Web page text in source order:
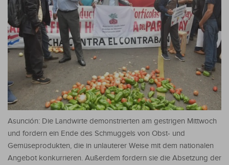
Asunción: Die Landwirte demonstrierten am gestrigen Mittwoch
und fordern ein Ende des Schmuggels von Obst- und
Gemüseprodukten, die in unlauterer Weise mit dem nationalen
Angebot konkurrieren. Außerdem fordern sie die Absetzung der